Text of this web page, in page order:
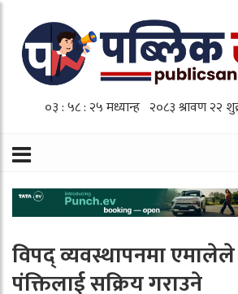
विपद् व्यवस्थापनमा एमालेले
पंक्तिलाई सक्रिय गराउने